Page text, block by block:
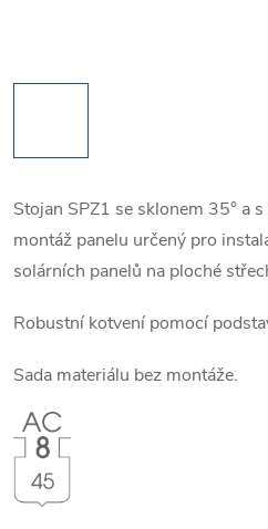
Stojan SPZ1 se sklonem 35° a
montáž panelu určený pro
solárních panelů na ploché
Robustní kotvení pomocí
Sada materiálu bez montáže.